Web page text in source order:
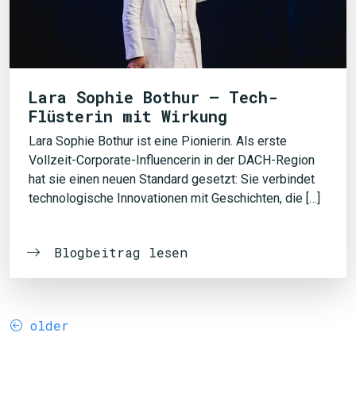
Lara Sophie Bothur – Tech-
Flüsterin mit Wirkung
Lara Sophie Bothur ist eine Pionierin. Als erste
Vollzeit-Corporate-Influencerin in der DACH-Region
hat sie einen neuen Standard gesetzt: Sie verbindet
technologische Innovationen mit Geschichten, die […]
Blogbeitrag lesen
older